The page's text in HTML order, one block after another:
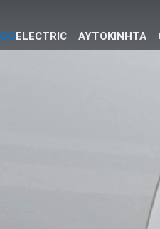
GOELECTRIC ΑΥΤΟΚΙΝΗΤΑ
Βρες τα πάντα